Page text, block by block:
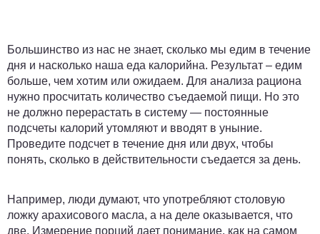
Большинство из нас не знает, сколько мы едим в течение
дня и насколько наша еда калорийна. Результат – едим
больше, чем хотим или ожидаем. Для анализа рациона
нужно просчитать количество съедаемой пищи. Но это
не должно перерастать в систему — постоянные
подсчеты калорий утомляют и вводят в уныние.
Проведите подсчет в течение дня или двух, чтобы
понять, сколько в действительности съедается за день.
Например, люди думают, что употребляют столовую
ложку арахисового масла, а на деле оказывается, что
две. Измерение порций дает понимание, как на самом